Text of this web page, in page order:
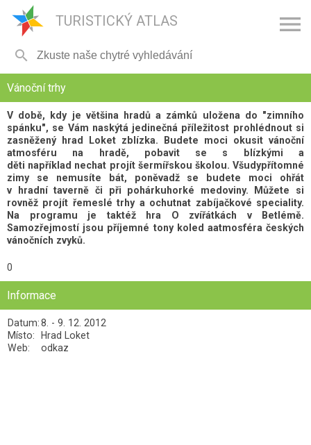
TURISTICKÝ ATLAS 

Vánoční trhy
V době, kdy je většina hradů a zámků uložena do "zimního
spánku", se Vám naskýtá jedinečná příležitost prohlédnout si
zasněžený hrad Loket zblízka. Budete moci okusit vánoční
atmosféru na hradě, pobavit se s blízkými a
děti například nechat projít šermířskou školou. Všudypřítomné
zimy se nemusíte bát, poněvadž se budete moci ohřát
v hradní taverně či při pohárkuhorké medoviny. Můžete si
rovněž projít řemeslé trhy a ochutnat zabíjačkové speciality.
Na programu je taktéž hra O zvířátkách v Betlémě.
Samozřejmostí jsou příjemné tony koled aatmosféra českých
vánočních zvyků.
0
Informace
Datum:8. - 9. 12. 2012
Místo:
Hrad Loket
Web:
odkaz